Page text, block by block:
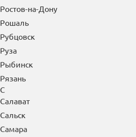
Ростов-на-Дону
Рошаль
Рубцовск
Руза
Рыбинск
Рязань
С
Салават
Сальск
Самара